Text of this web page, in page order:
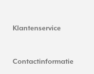
Klantenservice
Contactinformatie